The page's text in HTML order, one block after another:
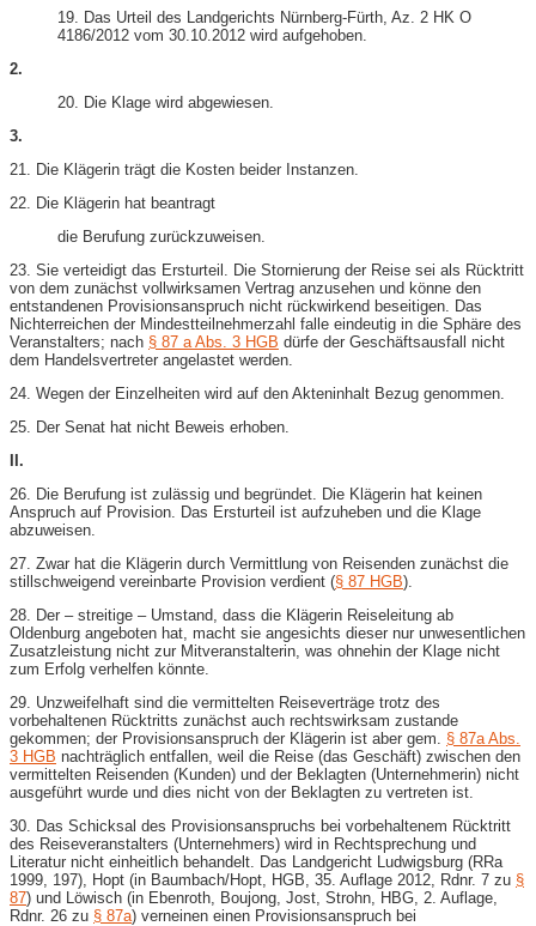
19. Das Urteil des Landgerichts Nürnberg-Fürth, Az. 2 HK O
4186/2012 vom 30.10.2012 wird aufgehoben.
2.
20. Die Klage wird abgewiesen.
3.
21. Die Klägerin trägt die Kosten beider Instanzen.
22. Die Klägerin hat beantragt
die Berufung zurückzuweisen.
23. Sie verteidigt das Ersturteil. Die Stornierung der Reise sei als Rücktritt
von dem zunächst vollwirksamen Vertrag anzusehen und könne den
entstandenen Provisionsanspruch nicht rückwirkend beseitigen. Das
Nichterreichen der Mindestteilnehmerzahl falle eindeutig in die Sphäre des
Veranstalters; nach § 87 a Abs. 3 HGB dürfe der Geschäftsausfall nicht
dem Handelsvertreter angelastet werden.
24. Wegen der Einzelheiten wird auf den Akteninhalt Bezug genommen.
25. Der Senat hat nicht Beweis erhoben.
II.
26. Die Berufung ist zulässig und begründet. Die Klägerin hat keinen
Anspruch auf Provision. Das Ersturteil ist aufzuheben und die Klage
abzuweisen.
27. Zwar hat die Klägerin durch Vermittlung von Reisenden zunächst die
stillschweigend vereinbarte Provision verdient (§ 87 HGB).
28. Der – streitige – Umstand, dass die Klägerin Reiseleitung ab
Oldenburg angeboten hat, macht sie angesichts dieser nur unwesentlichen
Zusatzleistung nicht zur Mitveranstalterin, was ohnehin der Klage nicht
zum Erfolg verhelfen könnte.
29. Unzweifelhaft sind die vermittelten Reiseverträge trotz des
vorbehaltenen Rücktritts zunächst auch rechtswirksam zustande
gekommen; der Provisionsanspruch der Klägerin ist aber gem. § 87a Abs.
3 HGB nachträglich entfallen, weil die Reise (das Geschäft) zwischen den
vermittelten Reisenden (Kunden) und der Beklagten (Unternehmerin) nicht
ausgeführt wurde und dies nicht von der Beklagten zu vertreten ist.
30. Das Schicksal des Provisionsanspruchs bei vorbehaltenem Rücktritt
des Reiseveranstalters (Unternehmers) wird in Rechtsprechung und
Literatur nicht einheitlich behandelt. Das Landgericht Ludwigsburg (RRa
1999, 197), Hopt (in Baumbach/Hopt, HGB, 35. Auflage 2012, Rdnr. 7 zu §
87) und Löwisch (in Ebenroth, Boujong, Jost, Strohn, HBG, 2. Auflage,
Rdnr. 26 zu § 87a) verneinen einen Provisionsanspruch bei